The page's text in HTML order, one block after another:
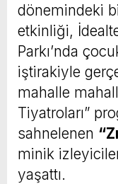
dönemindeki
etkinliği,
Parkı’nda
iştirakiyle
mahalle
Tiyatroları”
sahnelenen
minik
yaşattı.